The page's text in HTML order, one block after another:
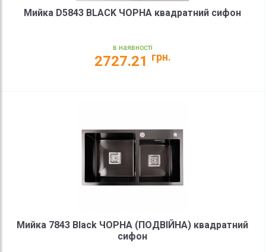
Мийка D5843 BLACK ЧОРНА квадратний сифон
в наявності
2727.21 грн.
Мийка 7843 Black ЧОРНА (ПОДВІЙНА) квадратний
сифон